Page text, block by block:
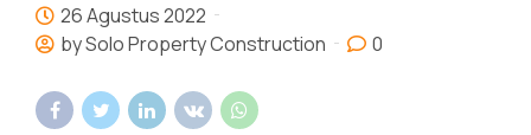
26 Agustus 2022
by Solo Property Construction
0